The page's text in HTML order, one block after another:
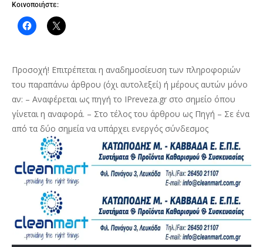
Κοινοποιήστε:
Προσοχή! Επιτρέπεται η αναδημοσίευση των πληροφοριών
του παραπάνω άρθρου (όχι αυτολεξεί) ή μέρους αυτών μόνο
αν: – Αναφέρεται ως πηγή το IPreveza.gr στο σημείο όπου
γίνεται η αναφορά. – Στο τέλος του άρθρου ως Πηγή – Σε ένα
από τα δύο σημεία να υπάρχει ενεργός σύνδεσμος